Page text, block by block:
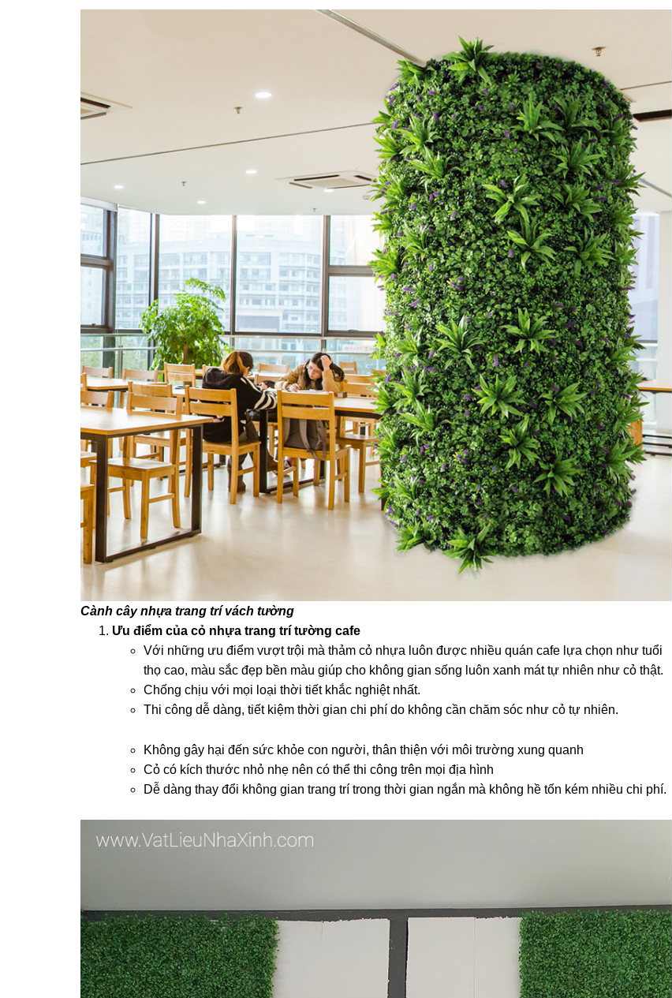
Cành cây nhựa trang trí vách tường
Ưu điểm của cỏ nhựa trang trí tường cafe
Với những ưu điểm vượt trội mà thảm cỏ nhựa luôn được nhiều quán cafe lựa chọn như tuổi
thọ cao, màu sắc đẹp bền màu giúp cho không gian sống luôn xanh mát tự nhiên như cỏ thật.
Chống chịu với mọi loại thời tiết khắc nghiệt nhất.
Thi công dễ dàng, tiết kiệm thời gian chi phí do không cần chăm sóc như cỏ tự nhiên.
Không gây hại đến sức khỏe con người, thân thiện với môi trường xung quanh
Cỏ có kích thước nhỏ nhẹ nên có thể thi công trên mọi địa hình
Dễ dàng thay đổi không gian trang trí trong thời gian ngắn mà không hề tốn kém nhiều chi phí.